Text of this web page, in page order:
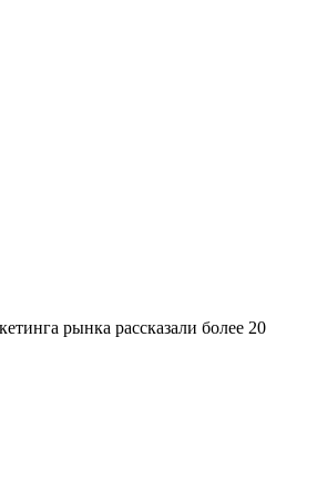
рынка рассказали более 20